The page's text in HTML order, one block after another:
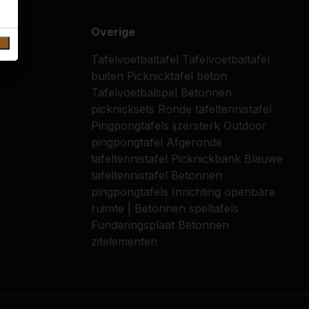
Overige
Tafelvoetbaltafel Tafelvoetbaltafel
buiten Picknicktafel beton
Tafelvoetbalspel Betonnen
picknicksets Ronde tafeltennistafel
Pingpongtafels ijzersterk Outdoor
pingpongtafel Afgeronde
tafeltennistafel Picknickbank Blauwe
tafeltennistafel Betonnen
pingpongtafels Inrichting openbare
ruimte | Betonnen speltafels
Funderingsplaat Betonnen
zitelementen